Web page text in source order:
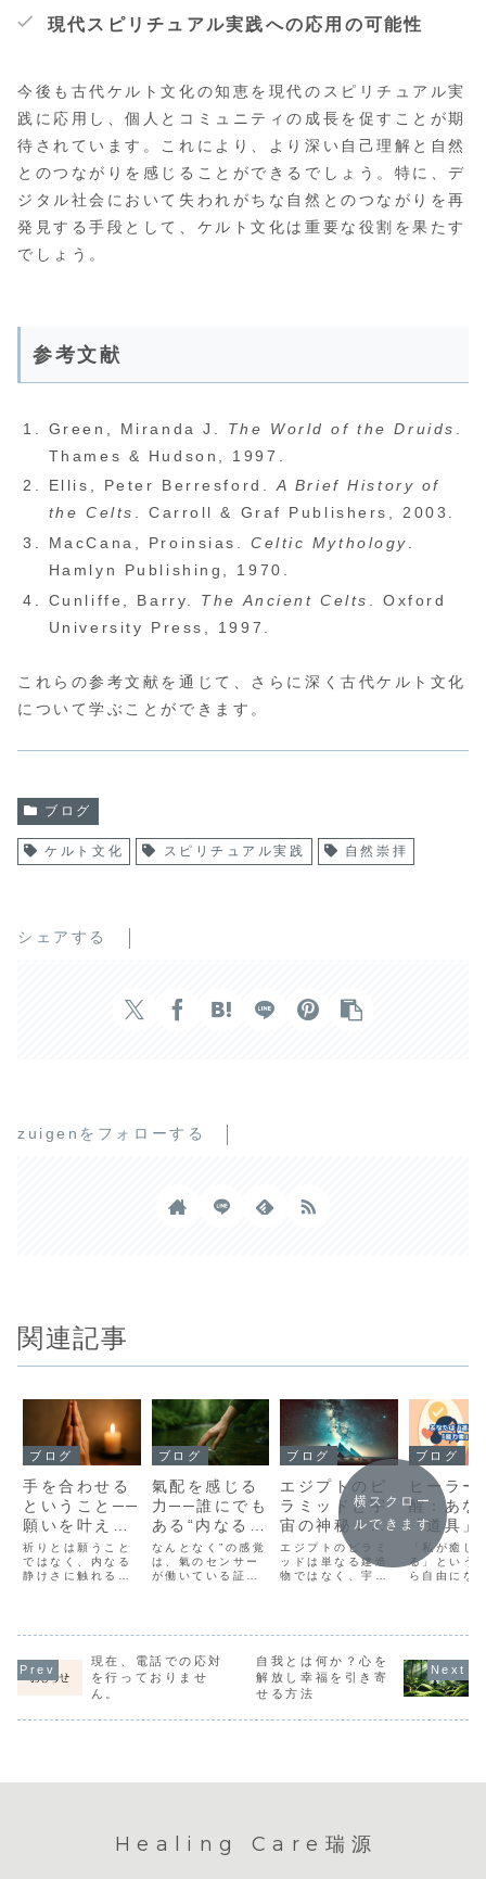
現代スピリチュアル実践への応用の可能性
今後も古代ケルト文化の知恵を現代のスピリチュアル実
践に応用し、個人とコミュニティの成長を促すことが期
待されています。これにより、より深い自己理解と自然
とのつながりを感じることができるでしょう。特に、デ
ジタル社会において失われがちな自然とのつながりを再
発見する手段として、ケルト文化は重要な役割を果たす
でしょう。
参考文献
Green, Miranda J. The World of the Druids
Thames & Hudson, 1997.
Ellis, Peter Berresford.A Brief History of
the Celts . Carroll & Graf Publishers, 2003.
MacCana, Proinsias. Celtic Mythology
Hamlyn Publishing, 1970.
Cunliffe, Barry. The Ancient Celts
. Oxford
University Press, 1997.
これらの参考文献を通じて、さらに深く古代ケルト文化
について学ぶことができます。
ブログ
ケルト文化 スピリチュアル実践 自然崇拝
シェアする
zuigenをフォローする
関連記事
ブログ
手を合わせる
ということ──
願いを叶えて
もらうことで
はない
祈りとは願うこと
ではなく、内なる
静けさに触れる行
ブログ
氣配を感じる
力──誰にでも
ある“内なるセ
ンサー”
なんとなく”の感覚
は、氣のセンサー
が働いている証。
ブログ
エジプトのピ
ラミッドと宇
宙の神秘：ス
ピリチュアル
な意味とエネ
ルギー
エジプトのピラミ
ッドは単なる建造
物ではなく、宇宙
や、エネルギーと
の関係、瞑想や儀
式における活用方
法を解説します。
ブログ
ヒーラー
醒：あな
「道具」
って「能
者」では
「私が癒し
る」という
ら自由にな
えに学ぶ「
ヒーリング
道を探りま
横スクロー
ルできます
現在、電話での応対
を行っておりませ
ん。
自我とは何か？心を
解放し幸福を引き寄
せる方法
Healing Care瑞源